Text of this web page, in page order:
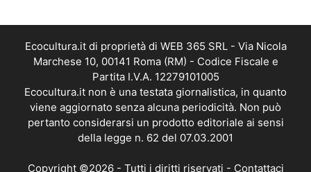
Ecocultura.it di proprietà di WEB 365 SRL - Via Nicola
Marchese 10, 00141 Roma (RM) - Codice Fiscale e
Partita I.V.A. 12279101005
Ecocultura.it non è una testata giornalistica, in quanto
viene aggiornato senza alcuna periodicità. Non può
pertanto considerarsi un prodotto editoriale ai sensi
della legge n. 62 del 07.03.2001
Copyright ©2026 - Tutti i diritti riservati - Contattaci